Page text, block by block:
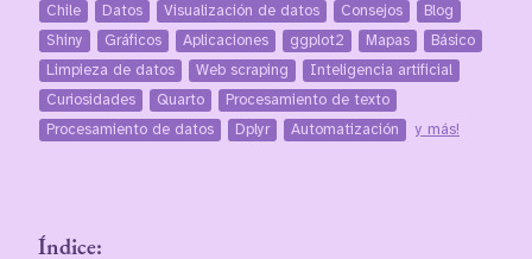
Chile Datos Visualización de datos Consejos
Blog
Shiny
Gráficos Aplicaciones ggplot2 Mapas
Básico
Limpieza de datos
Web scraping
Inteligencia artificial
Curiosidades
Quarto
Procesamiento de texto
Procesamiento de datos
Dplyr Automatización y más!
Índice: